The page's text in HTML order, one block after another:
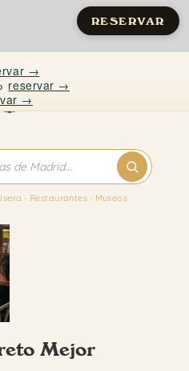
RESERVAR
→
reservar →
→
Justine
· Restaurantes · Museos
Mejor